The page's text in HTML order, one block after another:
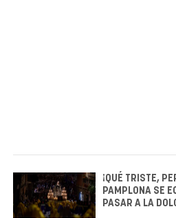
¡QUÉ TRISTE,
PAMPLONA SE
PASAR A LA